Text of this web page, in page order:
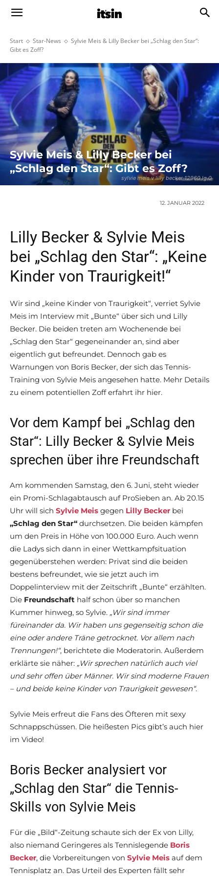
Start Star-News
Sylvie Meis & Lilly Becker bei „Schlag den Star“:
Gibt es Zoff?
sylvie meis v lilly becker 12960 lg 0
Sylvie Meis & Lilly Becker bei
„Schlag den Star“: Gibt es Zoff?
12. JANUAR 2022
Lilly Becker & Sylvie Meis
bei „Schlag den Star“: „Keine
Kinder von Traurigkeit!“
Wir sind „keine Kinder von Traurigkeit“, verriet Sylvie
Meis im Interview mit „Bunte“ über sich und Lilly
Becker. Die beiden treten am Wochenende bei
„Schlag den Star“ gegeneinander an, sind aber
eigentlich gut befreundet. Dennoch gab es
Warnungen von Boris Becker, der sich das Tennis-
Training von Sylvie Meis angesehen hatte. Mehr Details
zu einem potentiellen Zoff erfahrt ihr hier.
Vor dem Kampf bei „Schlag den
Star“: Lilly Becker & Sylvie Meis
sprechen über ihre Freundschaft
Am kommenden Samstag, den 6. Juni, steht wieder
ein Promi-Schlagabtausch auf ProSieben an. Ab 20.15
Uhr will sich Sylvie Meis gegen Lilly Becker bei
„Schlag den Star“ durchsetzen. Die beiden kämpfen
um den Preis in Höhe von 100.000 Euro. Auch wenn
die Ladys sich dann in einer Wettkampfsituation
gegenüberstehen werden: Privat sind die beiden
bestens befreundet, wie sie jetzt auch im
Doppelinterview mit der Zeitschrift „Bunte“ erzählten.
Die Freundschaft half schon über so manchen
Kummer hinweg, so Sylvie. „Wir sind immer
füreinander da. Wir haben uns gegenseitig schon die
eine oder andere Träne getrocknet. Vor allem nach
Trennungen!“, berichtete die Moderatorin. Außerdem
erklärte sie näher: „Wir sprechen natürlich auch viel
und sehr offen über Männer. Wir sind moderne Frauen
– und beide keine Kinder von Traurigkeit gewesen“.
Sylvie Meis erfreut die Fans des Öfteren mit sexy
Schnappschüssen. Die heißesten Pics gibt’s auch hier
im Video!
Boris Becker analysiert vor
„Schlag den Star“ die Tennis-
Skills von Sylvie Meis
Für die „Bild“-Zeitung schaute sich der Ex von Lilly,
also niemand Geringeres als Tennislegende Boris
Becker, die Vorbereitungen von Sylvie Meis auf dem
Tennisplatz an. Das Urteil des Experten fällt sehr